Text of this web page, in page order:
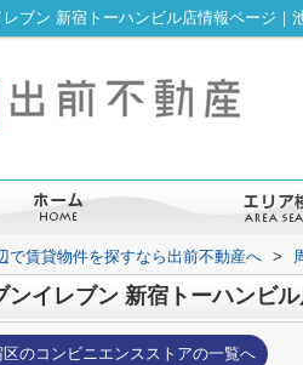
レブン 新宿トーハンビル店情報ページ｜
で賃貸物件を探すなら出前不動産へ >
ンイレブン 新宿トーハンビ
のコンビニエンスストアの一覧へ